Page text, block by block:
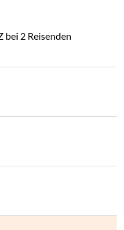
bei 2 Reisenden